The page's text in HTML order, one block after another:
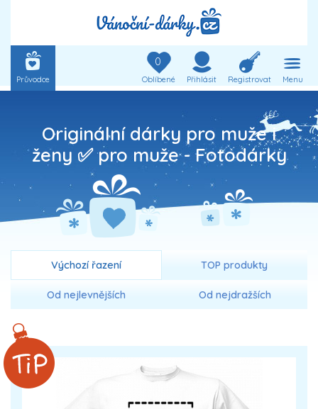
Průvodce
0
Oblíbené Přihlásit Registrovat Menu
Originální dárky pro muže i
ženy ✅ pro muže - Fotodárky
Výchozí řazení TOP produkty
Od nejlevnějších Od nejdražších